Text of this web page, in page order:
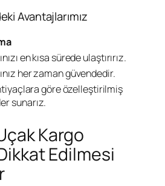
Avantajlarımız
en kısa sürede ulaştırırız.
her zaman güvendedir.
göre özelleştirilmiş
sunarız.
Kargo
Edilmesi